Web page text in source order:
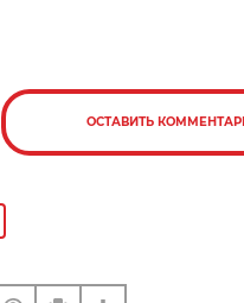
ОСТАВИТЬ